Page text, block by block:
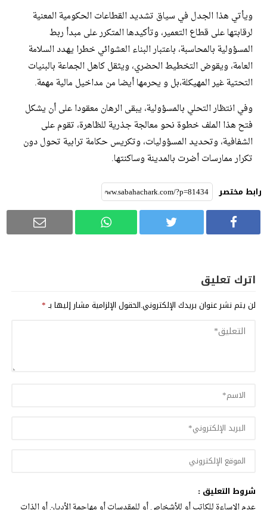
ويأتي هذا الجدل في سياق تشديد القطاعات الحكومية المعنية
لرقابتها على قطاع التعمير، وتأكيدها المتكرر على مبدأ ربط
المسؤولية بالمحاسبة، باعتبار البناء العشوائي خطرا يهدد السلامة
العامة، ويقوض التخطيط الحضري، ويثقل كاهل الجماعة بالبنيات
التحتية غير المهيكلة،بل و يحرمها أيضا من مداخيل مالية مهمة.
وفي انتظار التحلي بالمسؤولية، يبقى الرهان معقودا على أن يشكل
فتح هذا الملف خطوة نحو معالجة جذرية للظاهرة، تقوم على
الشفافية، وتحديد المسؤوليات، وتكريس حكامة ترابية تحول دون
تكرار ممارسات أضرت بالمدينة وساكنتها.
رابط مختصر
اترك تعليق
لن يتم نشر عنوان بريدك الإلكتروني.الحقول الإلزامية مشار إليها بـ*
شروط التعليق :